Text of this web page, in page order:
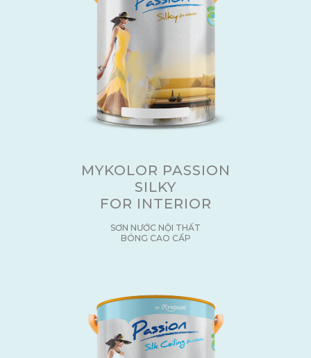
MYKOLOR PASSION
SILKY
FOR INTERIOR
SƠN NƯỚC NỘI THẤT
BÓNG CAO CẤP